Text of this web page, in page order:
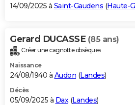
14/09/2025 à Saint-Gaudens (Haute-
Gerard DUCASSE (85 ans)
Créer une cagnotte obsèques
Naissance
24/08/1940 à Audon (Landes)
Décès
05/09/2025 à Dax(Landes)